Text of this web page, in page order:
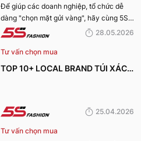
PHỤC CÔNG TY ĐẸP, UY TÍN
NHẤT HIỆN NAY
Để giúp các doanh nghiệp, tổ chức dễ
dàng "chọn mặt gửi vàng", hãy cùng 5S
Fashion tìm hiểu những địa chỉ may đồng
được nhiều đánh giá tích cực nhất hiện
nay.
28.05.2026
Tư vấn chọn mua
TOP 10+ LOCAL BRAND TÚI XÁCH
25.04.2026
Tư vấn chọn mua